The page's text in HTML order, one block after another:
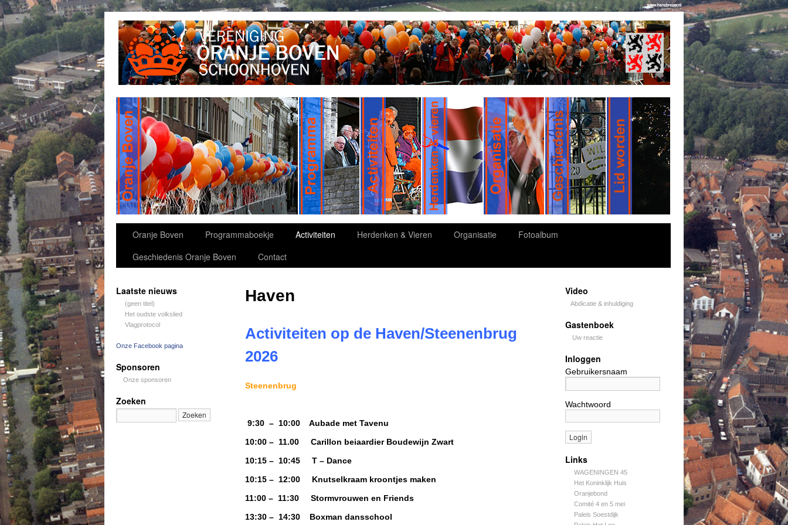
slidingdoor
Oranje Boven Programmaboekje Activiteiten Herdenken & Vieren Organisatie
Fotoalbum
Geschiedenis Oranje Boven
Contact
Laatste nieuws
(geen titel)
Het oudste volkslied
Vlagprotocol
Onze Facebook pagina
Sponsoren
Onze sponsoren
Zoeken
Video
Abdicatie & inhuldiging
Gastenboek
Uw reactie
Inloggen
Gebruikersnaam
Wachtwoord
Links
WAGENINGEN 45
Het Koninklijk Huis
Oranjebond
Comité 4 en 5 mei
Paleis Soestdijk
Haven
Activiteiten op de Haven/Steenenbrug
2026
Steenenbrug
9:30 – 10:00 Aubade met Tavenu
10:00 – 11.00 Carillon beiaardier Boudewijn Zwart
10:15 – 10:45 T – Dance
10:15 – 12:00 Knutselkraam kroontjes maken
11:00 – 11:30 Stormvrouwen en Friends
13:30 – 14:30 Boxman dansschool